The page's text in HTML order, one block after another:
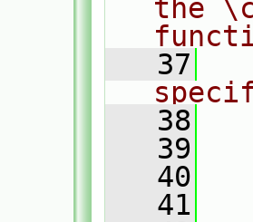
the
   37
   38
   39
   40
   41